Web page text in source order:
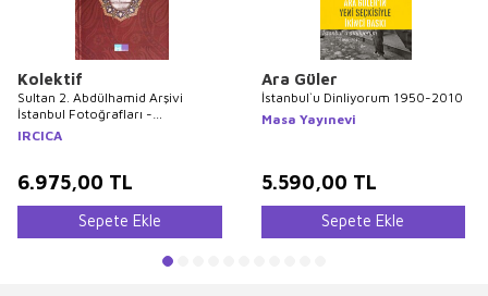
Kolektif
Sultan 2. Abdülhamid Arşivi
İstanbul Fotoğrafları -
Photographs of Istanbul From the
IRCICA
6.975,00 TL
Sepete Ekle
Ara Güler
İstanbul`u Dinliyorum 1950-2010
Masa Yayınevi
5.590,00 TL
Sepete Ekle